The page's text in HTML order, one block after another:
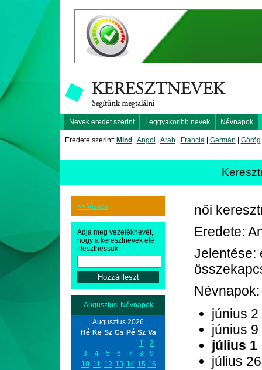
Nevek eredet szerint Leggyakoribb nevek Névnapok
Eredete szerint: Mind Angol Arab| Francia| Germán Görög
<< Vissza
Adja meg vezetéknevét,
hogy a keresztnevek elé
illeszthessük:
Augusztusi Névnapok
Augusztus 2026
Hé Ke Sz Cs Pé Sz Va
1
2
3
4 5 6 7 8
9
10 11 12 13 14 15 16
női
Eredete:
Jelentése:
Névnapok:
június 2
június 9
július 1
július 26